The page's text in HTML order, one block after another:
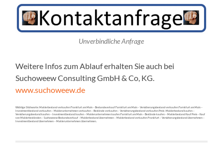
Unverbindliche Anfrage
Weitere Infos zum Ablauf erhalten Sie auch bei
Suchoweew Consulting GmbH & Co, KG.
www.suchoweew.de
Wichtige Stichworte: Maklerbestand verkaufen Frankfurt am Main – Bestandsverkauf Farnkfurt am Main – Versicherungsbestand verkaufen Farnkfurt am Main –
Investmentbestand verkaufen – Maklerunternehmen verkaufen – Bestände verkaufen – Versicherungsbestand verkaufen Preis -Maklerbestand kaufen –
Versicherungsbestand kaufen – Investmentbestand kaufen – Maklerunternehmen kaufen Farnkfurt am Main – Bestände kaufen – Maklerbestand Kauf Preis – Kauf
von Maklerbeständen – Suchoweew Bestandsverkauf – Maklerbestand übernehmen – Maklerbestand verkaufen Frankfurt – Versicherungsbestand übernehmen –
Investmentbestand übernehmen – Maklerunternehmen übernehmen.